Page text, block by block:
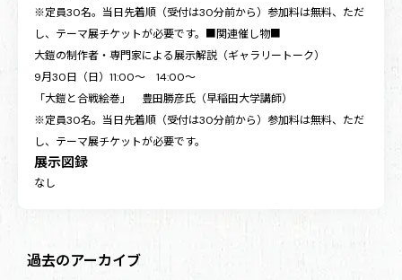
※定員30名。当日先着順（受付は30分前から）参加料は無料、ただ
し、テーマ展チケットが必要です。■関連催し物■
大鎧の制作者・専門家による展示解説（ギャラリートーク）
9月30日（日）11:00～ 14:00～
「大鎧と合戦絵巻」 豊田勝彦氏（早稲田大学講師）
※定員30名。当日先着順（受付は30分前から）参加料は無料、ただ
し、テーマ展チケットが必要です。
展示図録
なし
過去のアーカイブ